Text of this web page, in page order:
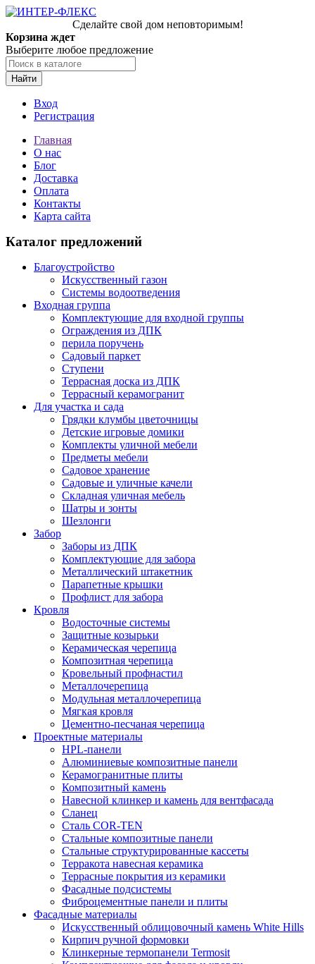
Сделайте свой дом неповторимым!
Корзина ждет
Выберите любое предложение
Найти
Вход
Регистрация
Главная
О нас
Блог
Доставка
Оплата
Контакты
Карта сайта
Каталог предложений
Благоустройство
Искусственный газон
Системы водоотведения
Входная группа
Комплектующие для входной группы
Ограждения из ДПК
перила поручень
Садовый паркет
Ступени
Террасная доска из ДПК
Террасный керамогранит
Для участка и сада
Грядки клумбы цветочницы
Детские игровые домики
Комплекты уличной мебели
Предметы мебели
Садовое хранение
Садовые и уличные качели
Складная уличная мебель
Шатры и зонты
Шезлонги
Забор
Заборы из ДПК
Комплектующие для забора
Металлический штакетник
Парапетные крышки
Профлист для забора
Кровля
Водосточные системы
Защитные козырьки
Керамическая черепица
Композитная черепица
Кровельный профнастил
Металлочерепица
Модульная металлочерепица
Мягкая кровля
Цементно-песчаная черепица
Проектные материалы
HPL-панели
Алюминиевые композитные панели
Керамогранитные плиты
Композитный камень
Навесной клинкер и камень для вентфасада
Сланец
Сталь COR-TEN
Стальные композитные панели
Стальные структурированные кассеты
Терракота навесная керамика
Террасные покрытия из керамики
Фасадные подсистемы
Фиброцементные панели и плиты
Фасадные материалы
Искусственный облицовочный камень White Hills
Кирпич ручной формовки
Клинкерные термопанели Termosit